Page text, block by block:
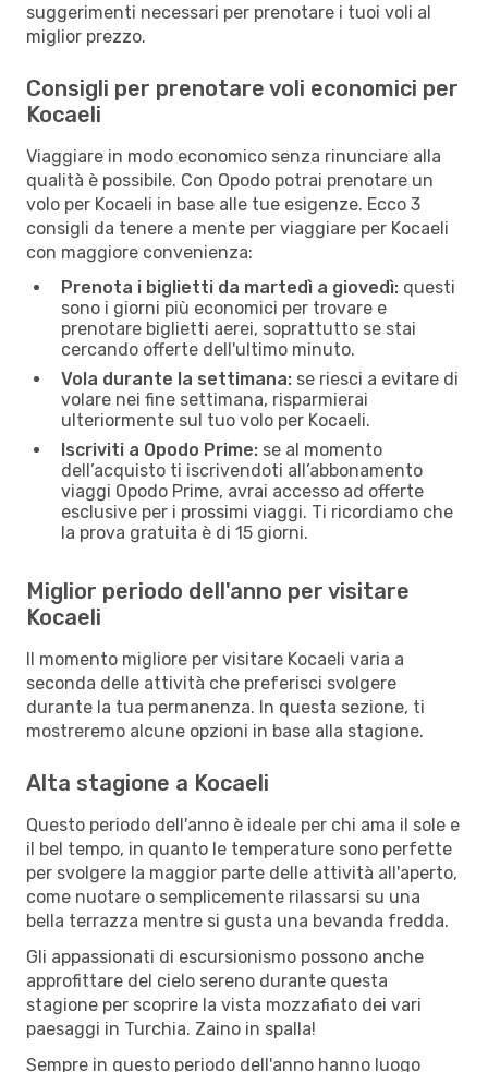
suggerimenti necessari per prenotare i tuoi voli al
miglior prezzo.
Consigli per prenotare voli economici per
Kocaeli
Viaggiare in modo economico senza rinunciare alla
qualità è possibile. Con Opodo potrai prenotare un
volo per Kocaeli in base alle tue esigenze. Ecco 3
consigli da tenere a mente per viaggiare per Kocaeli
con maggiore convenienza:
Prenota i biglietti da martedì a giovedì: questi
sono i giorni più economici per trovare e
prenotare biglietti aerei, soprattutto se stai
cercando offerte dell'ultimo minuto.
Vola durante la settimana: se riesci a evitare di
volare nei fine settimana, risparmierai
ulteriormente sul tuo volo per Kocaeli.
Iscriviti a Opodo Prime: se al momento
dell’acquisto ti iscrivendoti all’abbonamento
viaggi Opodo Prime, avrai accesso ad offerte
esclusive per i prossimi viaggi. Ti ricordiamo che
la prova gratuita è di 15 giorni.
Miglior periodo dell'anno per visitare
Kocaeli
Il momento migliore per visitare Kocaeli varia a
seconda delle attività che preferisci svolgere
durante la tua permanenza. In questa sezione, ti
mostreremo alcune opzioni in base alla stagione.
Alta stagione a Kocaeli
Questo periodo dell'anno è ideale per chi ama il sole e
il bel tempo, in quanto le temperature sono perfette
per svolgere la maggior parte delle attività all'aperto,
come nuotare o semplicemente rilassarsi su una
bella terrazza mentre si gusta una bevanda fredda.
Gli appassionati di escursionismo possono anche
approfittare del cielo sereno durante questa
stagione per scoprire la vista mozzafiato dei vari
paesaggi in Turchia. Zaino in spalla!
Sempre in questo periodo dell'anno hanno luogo